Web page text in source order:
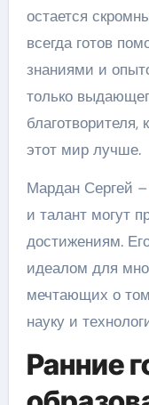
остается
всегда готов
знаниями и
только
благотворителя,
этот мир лучше.
Мардан Сергей –
и талант могут
достижениям.
идеалом для
мечтающих о
науку и
Ранние